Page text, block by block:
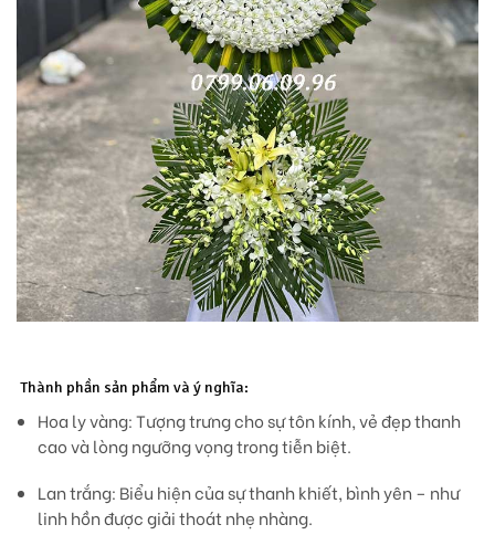
Thành phần sản phẩm và ý nghĩa:
Hoa ly vàng:Tượng trưng cho sự tôn kính, vẻ đẹp thanh
cao và lòng ngưỡng vọng trong tiễn biệt.
Lan trắng: Biểu hiện của sự thanh khiết, bình yên – như
linh hồn được giải thoát nhẹ nhàng.